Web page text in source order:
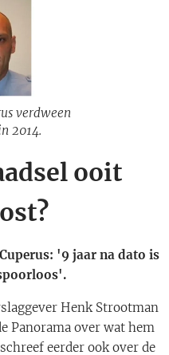
verdween
2014.
ooit
'9 jaar na dato is
Henk Strootman
Panorama over wat hem
eerder ook over de